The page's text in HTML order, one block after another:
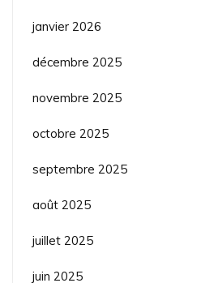
janvier 2026
décembre 2025
novembre 2025
octobre 2025
septembre 2025
août 2025
juillet 2025
juin 2025